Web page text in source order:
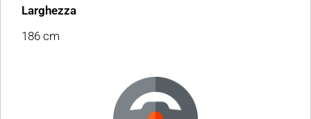
Larghezza
186 cm